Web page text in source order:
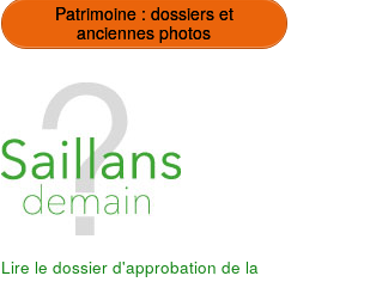
Patrimoine : dossiers et
anciennes photos
Lire le dossier d'approbation de la